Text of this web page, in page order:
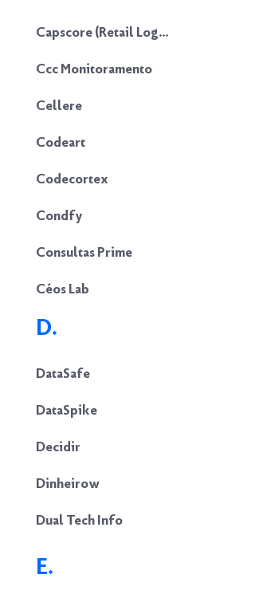
Capscore (Retail Logic)
Ccc Monitoramento
Cellere
Codeart
Codecortex
Condfy
Consultas Prime
Céos Lab
D.
DataSafe
DataSpike
Decidir
Dinheirow
Dual Tech Info
E.